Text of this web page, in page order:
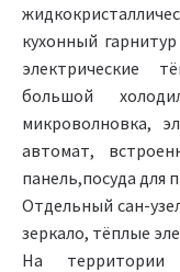
кухонный
электрические
большой
микроволновка,
автомат,
панель,посуда для
Отдельный сан-
зеркало, тёплые
На